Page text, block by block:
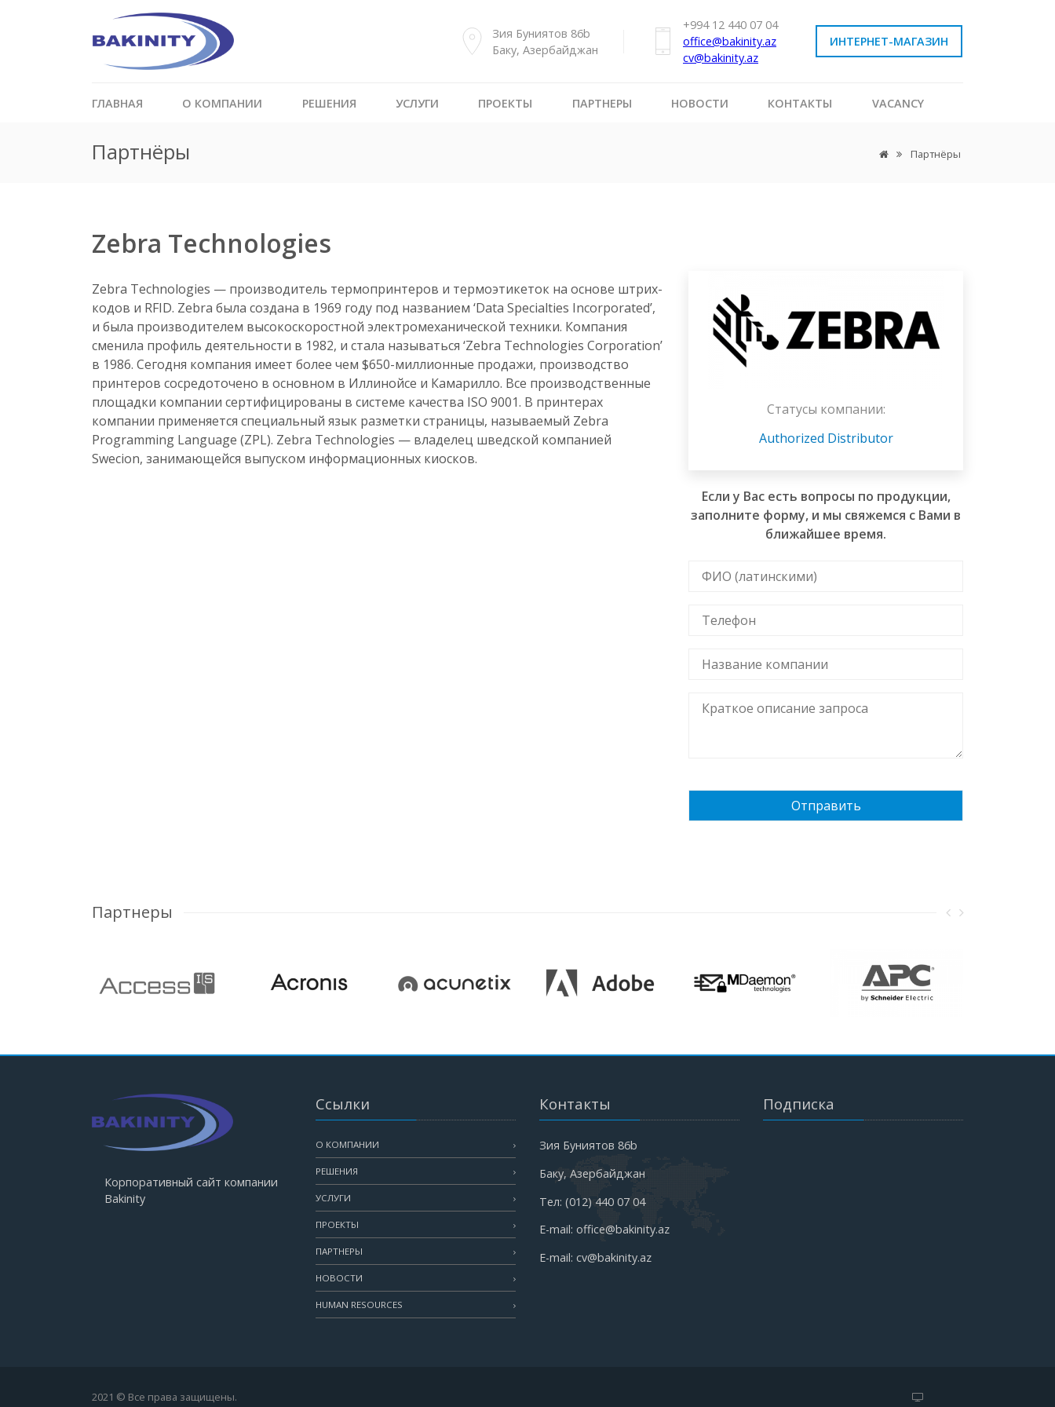
Зия Буниятов 86b
Баку, Азербайджан
+994 12 440 07 04
office@bakinity.az
cv@bakinity.az
ИНТЕРНЕТ-МАГАЗИН
ГЛАВНАЯ О КОМПАНИИ РЕШЕНИЯ УСЛУГИ ПРОЕКТЫ ПАРТНЕРЫ НОВОСТИ КОНТАКТЫ VACANCY
Партнёры Партнёры
Zebra Technologies
Zebra Technologies — производитель термопринтеров и термоэтикеток на основе штрих-
кодов и RFID. Zebra была создана в 1969 году под названием ‘Data Specialties Incorporated’,
и была производителем высокоскоростной электромеханической техники. Компания
сменила профиль деятельности в 1982, и стала называться ‘Zebra Technologies Corporation’
в 1986. Сегодня компания имеет более чем $650-миллионные продажи, производство
принтеров сосредоточено в основном в Иллинойсе и Камарилло. Все производственные
площадки компании сертифицированы в системе качества ISO 9001. В принтерах
компании применяется специальный язык разметки страницы, называемый Zebra
Programming Language (ZPL). Zebra Technologies — владелец шведской компанией
Swecion, занимающейся выпуском информационных киосков.
Статусы компании:
Authorized Distributor
Если у Вас есть вопросы по продукции,
заполните форму, и мы свяжемся с Вами в
ближайшее время.
Партнеры
Корпоративный сайт компании
Bakinity
Ссылки
О КОМПАНИИ
РЕШЕНИЯ
УСЛУГИ
ПРОЕКТЫ
ПАРТНЕРЫ
НОВОСТИ
HUMAN RESOURCES
Контакты
Зия Буниятов 86b
Баку, Азербайджан
Тел: (012) 440 07 04
E-mail: office@bakinity.az
E-mail: cv@bakinity.az
Подписка
2021 © Все права защищены.